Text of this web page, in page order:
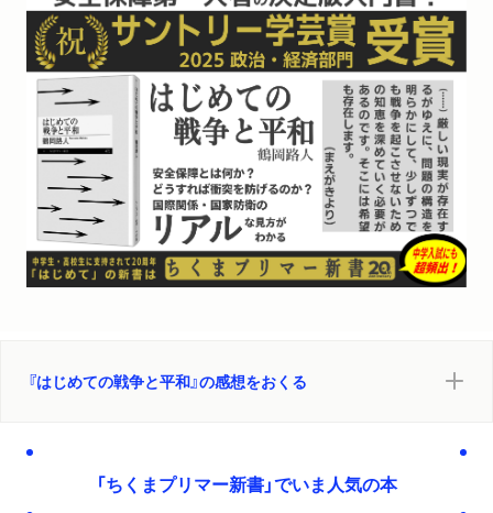
共同通信より書評記事が配信されました。（評者：城戸久
枝さん）（以降、各地方紙に掲載）
『はじめての戦争と平和』の感想をおくる
「ちくまプリマー新書」でいま人気の本